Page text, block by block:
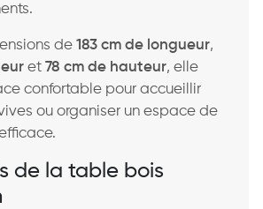
de 183 cm de longueur,
et 78 cm de hauteur, elle
confortable pour accueillir
ou organiser un espace de
de la table bois